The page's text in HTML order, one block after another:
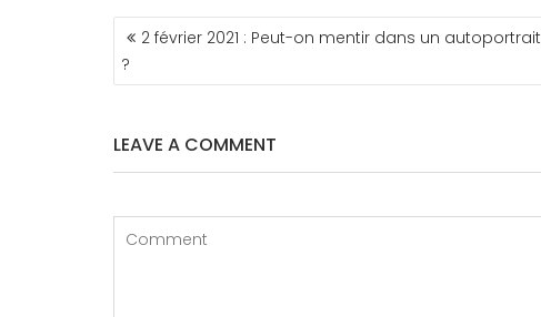
NAVIGATION
DE
L’ARTICLE
2 février 2021 : Peut-on mentir dans un autoportrait
?
LEAVE A COMMENT